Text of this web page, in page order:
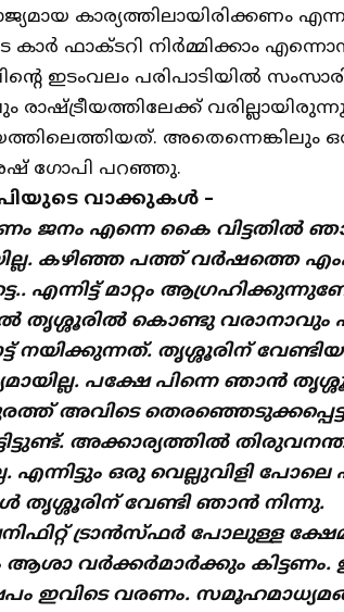
കാര്യത്തിലായിരിക്കണം എന്നു
ഫാക്ടറി നിർമ്മിക്കാം
ഇടംവലം പരിപാടിയിൽ
രാഷ്ട്രീയത്തിലേക്ക്
ഗോപി പറഞ്ഞു.
വാക്കുകൾ –
ജനം എന്നെ കൈ വിട്ടതിൽ
കഴിഞ്ഞ പത്ത് വർഷത്തെ
എന്നിട്ട് മാറ്റം
തൃശ്ശൂരിൽ കൊണ്ടു വരാനാവും
നയിക്കുന്നത്. തൃശ്ശൂരിന്
പക്ഷേ പിന്നെ ഞാൻ തൃശ്ശൂർ
അവിടെ
അക്കാര്യത്തിൽ
എന്നിട്ടും ഒരു വെല്ലുവിളി പോലെ
തൃശ്ശൂരിന് വേണ്ടി ഞാൻ നിന്നു.
ട്രാൻസ്ഫർ പോലുള്ള
ആശാ വർക്കർമാർക്കും
ഇവിടെ വരണം.